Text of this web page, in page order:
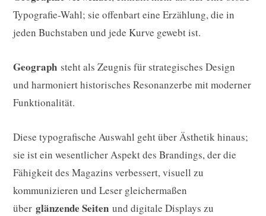
Typografie-Wahl; sie offenbart eine Erzählung, die in
jeden Buchstaben und jede Kurve gewebt ist.
Geograph steht als Zeugnis für strategisches Design
und harmoniert historisches Resonanzerbe mit moderner
Funktionalität.
Diese typografische Auswahl geht über Ästhetik hinaus;
sie ist ein wesentlicher Aspekt des Brandings, der die
Fähigkeit des Magazins verbessert, visuell zu
kommunizieren und Leser gleichermaßen
über glänzende Seiten und digitale Displays zu